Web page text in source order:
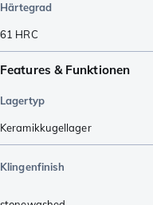
Härtegrad
61 HRC
Features & Funktionen
Lagertyp
Keramikkugellager
Klingenfinish